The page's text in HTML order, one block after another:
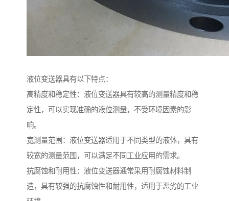
液位变送器具有以下特点：
高精度和稳定性：液位变送器具有较高的测量精度和稳
定性，可以实现准确的液位测量，不受环境因素的影
响。
宽测量范围：液位变送器适用于不同类型的液体，具有
较宽的测量范围，可以满足不同工业应用的需求。
抗腐蚀和耐用性：液位变送器通常采用耐腐蚀材料制
造，具有较强的抗腐蚀性和耐用性，适用于恶劣的工业